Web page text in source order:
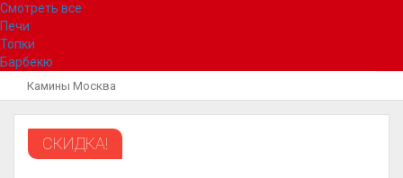
Смотреть все
Печи
Топки
Барбекю
Камины Москва
СКИДКА!